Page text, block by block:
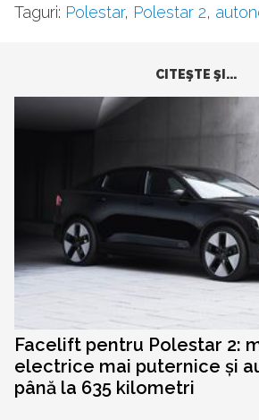
Taguri: Polestar, Polestar 2,
CITEŞTE ŞI...
Facelift pentru Polestar 2:
electrice mai puternice și
până la 635 kilometri